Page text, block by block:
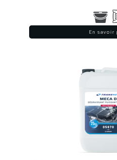
En savoir